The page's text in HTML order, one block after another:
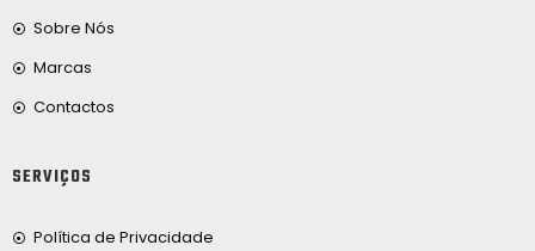
Sobre Nós
Marcas
Contactos
SERVIÇOS
Política de Privacidade